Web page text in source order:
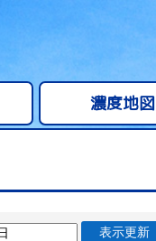
濃度地図
表示更新